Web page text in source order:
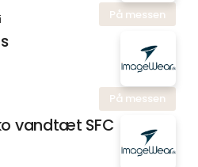
På messen
På messen
vandtæt SFC